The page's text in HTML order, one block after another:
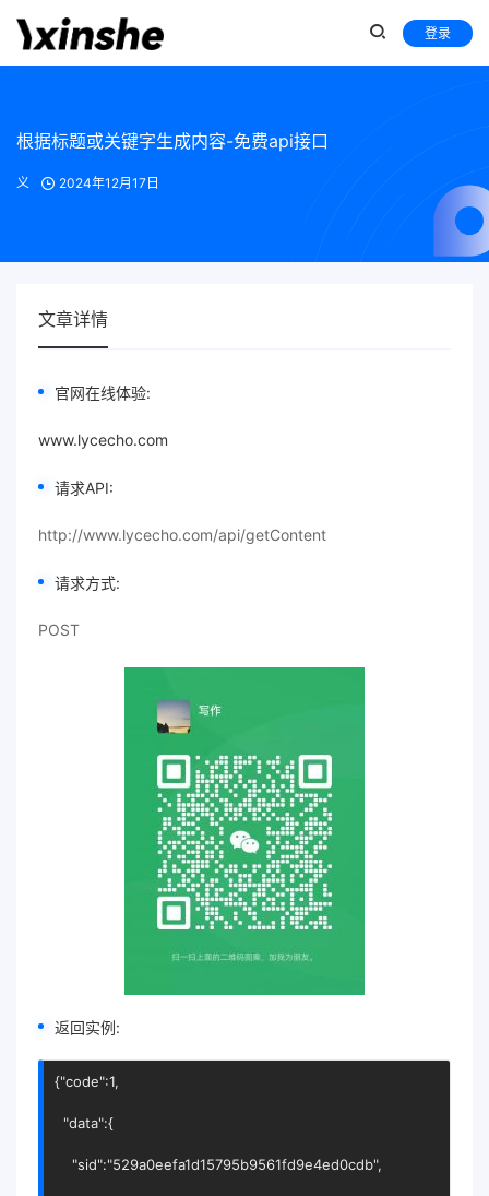
登录
根据标题或关键字生成内容-免费api接口
义 2024年12月17日
文章详情
官网在线体验:
www.lycecho.com
请求API:
http://www.lycecho.com/api/getContent
请求方式:
POST
返回实例:
{"code":1,
  "data":{
    "sid":"529a0eefa1d15795b9561fd9e4ed0cdb",